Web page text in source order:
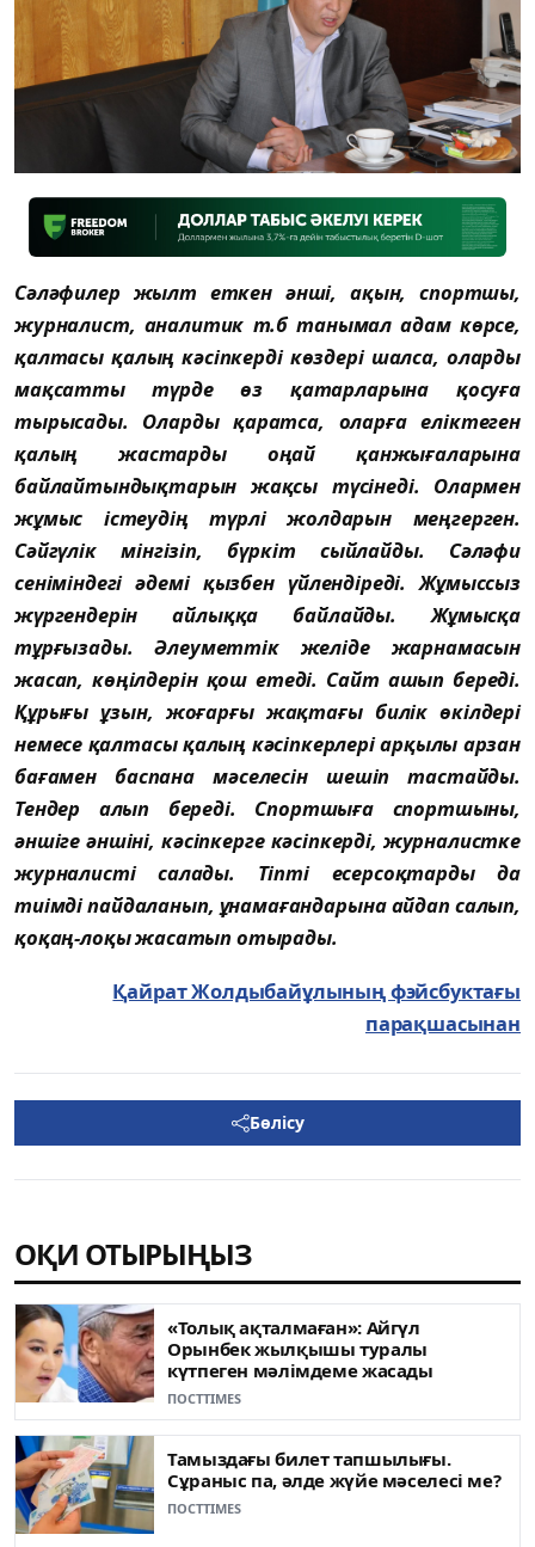
Сəлəфилер жылт еткен əнші, ақын, спортшы,
журналист, аналитик т.б танымал адам көрсе,
қалтасы қалың кəсіпкерді көздері шалса, оларды
мақсатты түрде өз қатарларына қосуға
тырысады. Оларды қаратса, оларға еліктеген
қалың жастарды оңай қанжығаларына
байлайтындықтарын жақсы түсінеді. Олармен
жұмыс істеудің түрлі жолдарын меңгерген.
Сəйгүлік мінгізіп, бүркіт сыйлайды. Сəлəфи
сеніміндегі əдемі қызбен үйлендіреді. Жұмыссыз
жүргендерін айлыққа байлайды. Жұмысқа
тұрғызады. Əлеуметтік желіде жарнамасын
жасап, көңілдерін қош етеді. Сайт ашып береді.
Құрығы ұзын, жоғарғы жақтағы билік өкілдері
немесе қалтасы қалың кəсіпкерлері арқылы арзан
бағамен баспана мəселесін шешіп тастайды.
Тендер алып береді. Спортшыға спортшыны,
əншіге əншіні, кəсіпкерге кəсіпкерді, журналистке
журналисті салады. Тіпті есерсоқтарды да
тиімді пайдаланып, ұнамағандарына айдап салып,
қоқаң-лоқы жасатып отырады.
Қайрат Жолдыбайұлының фэйсбуктағы
парақшасынан
Бөлісу
ОҚИ ОТЫРЫҢЫЗ
«Толық ақталмаған»: Айгүл
Орынбек жылқышы туралы
күтпеген мәлімдеме жасады
ПОСТTIMES
Тамыздағы билет тапшылығы.
Сұраныс па, әлде жүйе мәселесі ме?
ПОСТTIMES